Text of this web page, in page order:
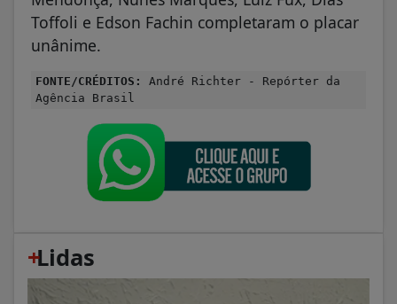
Toffoli e Edson Fachin completaram o placar
unânime.
FONTE/CRÉDITOS:
André Richter - Repórter da
Agência Brasil
+
Lidas